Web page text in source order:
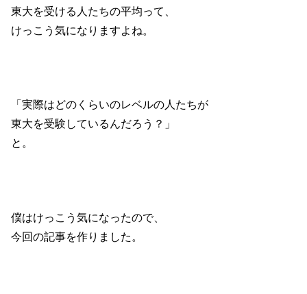
東大を受ける人たちの平均って、
けっこう気になりますよね。
「実際はどのくらいのレベルの人たちが
東大を受験しているんだろう？」
と。
僕はけっこう気になったので、
今回の記事を作りました。